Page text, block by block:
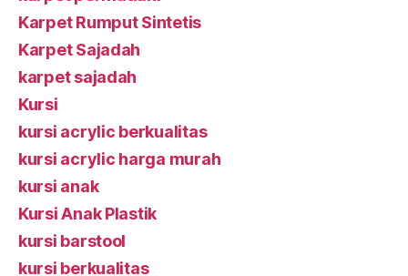
Karpet Rumput Sintetis
Karpet Sajadah
karpet sajadah
Kursi
kursi acrylic berkualitas
kursi acrylic harga murah
kursi anak
Kursi Anak Plastik
kursi barstool
kursi berkualitas